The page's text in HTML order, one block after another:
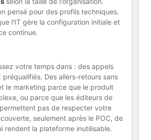
pensé pour des profils techniques.
l'IT gère la configuration initiale et
continue.
votre temps dans : des appels
préqualifiés. Des allers-retours sans
le marketing parce que le produit
ou parce que les éditeurs de
pas de respecter votre
seulement après le POC, de
rendent la plateforme inutilisable.